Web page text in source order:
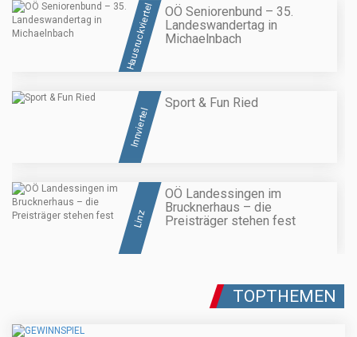
Hausruckviertel
OÖ Seniorenbund – 35.
Landeswandertag in
Michaelnbach
Innviertel
Sport & Fun Ried
Linz
OÖ Landessingen im
Brucknerhaus – die
Preisträger stehen fest
TOPTHEMEN